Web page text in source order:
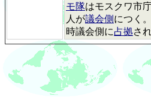
モ隊はモスクワ市
人が議会側 につく
時議会側に占拠さ